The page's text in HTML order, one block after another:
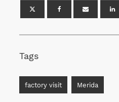
Tags
factory visit Merida